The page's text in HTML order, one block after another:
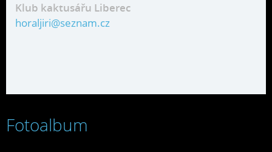
Klub kaktusářu Liberec
horaljiri@seznam.cz
Fotoalbum